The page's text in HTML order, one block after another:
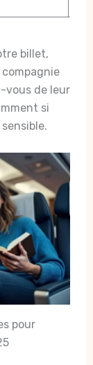
billet,
vous de leur
si
pour